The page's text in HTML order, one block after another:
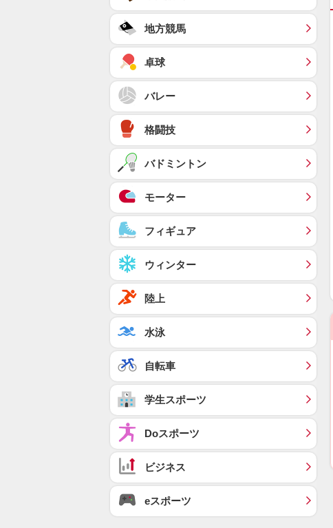
地方競馬
卓球
バレー
格闘技
バドミントン
モーター
フィギュア
ウィンター
陸上
水泳
自転車
学生スポーツ
Doスポーツ
ビジネス
eスポーツ